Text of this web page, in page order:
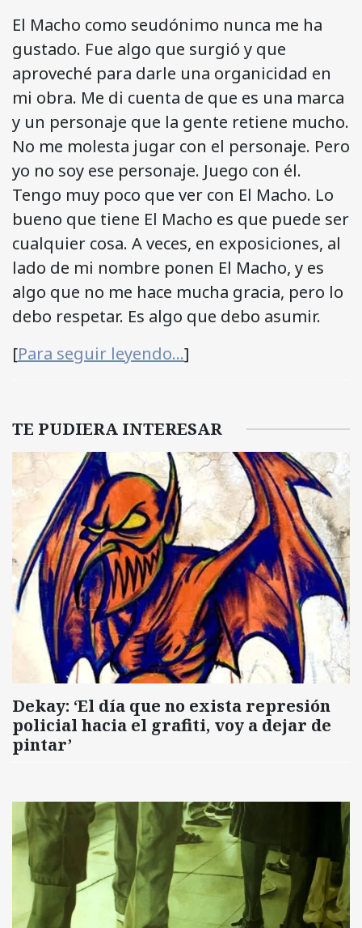
El Macho como seudónimo nunca me ha
gustado. Fue algo que surgió y que
aproveché para darle una organicidad en
mi obra. Me di cuenta de que es una marca
y un personaje que la gente retiene mucho.
No me molesta jugar con el personaje. Pero
yo no soy ese personaje. Juego con él.
Tengo muy poco que ver con El Macho. Lo
bueno que tiene El Macho es que puede ser
cualquier cosa. A veces, en exposiciones, al
lado de mi nombre ponen El Macho, y es
algo que no me hace mucha gracia, pero lo
debo respetar. Es algo que debo asumir.
[Para seguir leyendo…]
TE PUDIERA INTERESAR
Dekay: ‘El día que no exista represión
policial hacia el grafiti, voy a dejar de
pintar’